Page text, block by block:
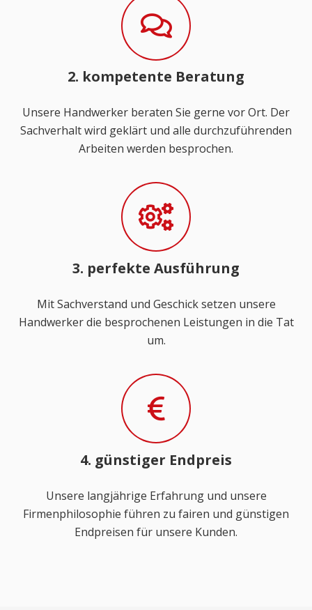
2. kompetente Beratung
Unsere Handwerker beraten Sie gerne vor Ort. Der
Sachverhalt wird geklärt und alle durchzuführenden
Arbeiten werden besprochen.
3. perfekte Ausführung
Mit Sachverstand und Geschick setzen unsere
Handwerker die besprochenen Leistungen in die Tat
um.
4. günstiger Endpreis
Unsere langjährige Erfahrung und unsere
Firmenphilosophie führen zu fairen und günstigen
Endpreisen für unsere Kunden.